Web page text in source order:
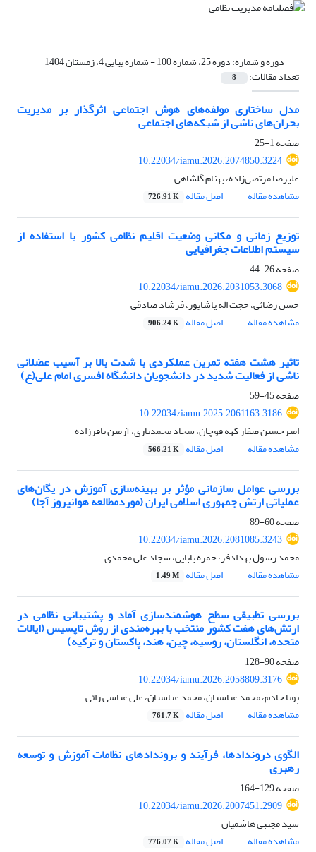
دوره و شماره:دوره 25، شماره 100 - شماره پیاپی 4، زمستان 1404
تعداد مقالات: 8
مدل ساختاری مولفه‌های هوش اجتماعی اثرگذار بر مدیریت
بحران‌های ناشی از شبکه‌های اجتماعی
صفحه1-25
10.22034/iamu.2026.2074850.3224
علیرضا مرتضی‌زاده، بهنام گلشاهی
مشاهده مقاله
اصل مقاله 726.91 K
توزیع زمانی و مکانی وضعیت اقلیم نظامی کشور با استفاده از
سیستم اطلاعات جغرافیایی
صفحه26-44
10.22034/iamu.2026.2031053.3068
حسن رضائی، حجت اله پاشاپور، فرشاد صادقی
مشاهده مقاله
اصل مقاله 906.24 K
تاثیر هشت هفته تمرین عملکردی با شدت بالا بر آسیب عضلانی
ناشی از فعالیت شدید در دانشجویان دانشگاه افسری امام علی(ع)
صفحه45-59
10.22034/iamu.2025.2061163.3186
امیرحسین صفار کهه قوچان، سجاد محمدیاری، آرمین باقرزاده
مشاهده مقاله
اصل مقاله 566.21 K
بررسی عوامل سازمانی مؤثر بر بهینه‌سازی آموزش در یگان‌های
عملیاتی ارتش جمهوری اسلامی ایران (موردمطالعه هوانیروز آجا)
صفحه60-89
10.22034/iamu.2026.2081085.3243
محمد رسول بهدادفر، حمزه بابایی، سجاد علی محمدی
مشاهده مقاله
اصل مقاله 1.49 M
بررسی تطبیقی سطح هوشمندسازی آماد و پشتیبانی نظامی در
ارتش‌های هفت کشور منتخب با بهره‌مندی از روش تاپسیس (ایالات
متحده، انگلستان، روسیه، چین، هند، پاکستان و ترکیه)
صفحه90-128
10.22034/iamu.2026.2058809.3176
پویا خادم، محمد عباسیان، محمد عباسیان، علی عباسی رائی
مشاهده مقاله
اصل مقاله 761.7 K
الگوی دروندادها، فرآیند و بروندادهای نظامات آموزش و توسعه
رهبری
صفحه129-164
10.22034/iamu.2026.2007451.2909
سید مجتبی هاشمیان
مشاهده مقاله
اصل مقاله 776.07 K